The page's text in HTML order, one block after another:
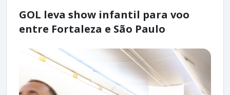
GOL leva show infantil para voo
entre Fortaleza e São Paulo